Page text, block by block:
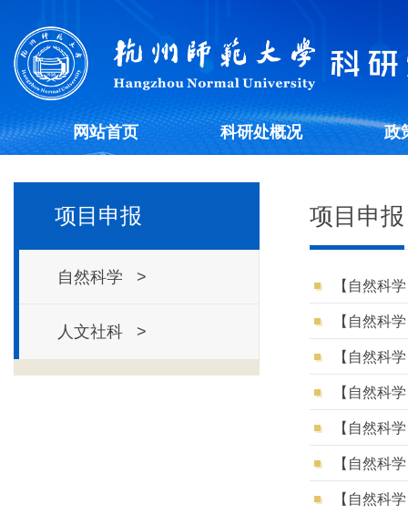
网站首页 科研处概况 政
项目申报
自然科学 >
人文社科 >
项目申报
【自然科
【自然科
【自然科